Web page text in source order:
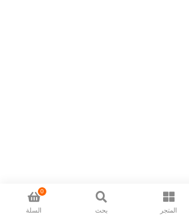
المتجر بحث
0
السلة